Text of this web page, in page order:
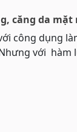
căng da
công dụng
với hàm